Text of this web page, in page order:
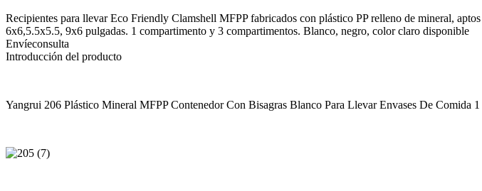
Recipientes para llevar Eco Friendly Clamshell MFPP fabricados con plástico PP relleno de mineral,
6x6,5.5x5.5, 9x6 pulgadas. 1 compartimento y 3 compartimentos. Blanco, negro, color claro disponible
Envíeconsulta
Introducción del producto
Yangrui 206 Plástico Mineral MFPP Contenedor Con Bisagras Blanco Para Llevar Envases De Comida